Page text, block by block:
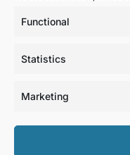
Functional
Statistics
Marketing
CONTACT
contact@ixpr.ro